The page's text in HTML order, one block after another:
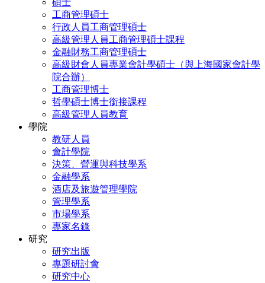
碩士
工商管理碩士
行政人員工商管理碩士
高級管理人員工商管理碩士課程
金融財務工商管理碩士
高級財會人員專業會計學碩士（與上海國家會計學
院合辦）
工商管理博士
哲學碩士博士銜接課程
高級管理人員教育
學院
教研人員
會計學院
決策、營運與科技學系
金融學系
酒店及旅遊管理學院
管理學系
市場學系
專家名錄
研究
研究出版
專題研討會
研究中心